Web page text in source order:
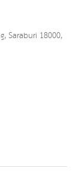
Saraburi 18000,